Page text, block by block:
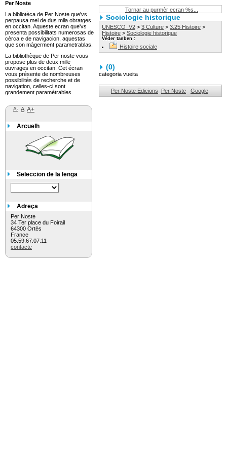
Tornar au purmèr ecran %s...
Sociologie historique
UNESCO_V2 > 3 Culture > 3.25 Histoire >
Histoire > Sociologie historique
Véder tanben :
Histoire sociale
(0)
categoria vueita
Per Noste Edicions Per Noste Google
Per Noste
La bibliotèca de Per Noste que'vs
perpausa mei de dus mila obratges
en occitan. Aqueste ecran que'vs
presenta possibilitats numerosas de
cèrca e de navigacion, aquestas
que son màgerment parametrablas.
La bibliothèque de Per noste vous
propose plus de deux mille
ouvrages en occitan. Cet écran
vous présente de nombreuses
possibilités de recherche et de
navigation, celles-ci sont
grandement paramétrables.
A- A A+
Arcuelh
Seleccion de la lenga
Adreça
Per Noste
34 Ter place du Foirail
64300 Ortès
France
05.59.67.07.11
contacte